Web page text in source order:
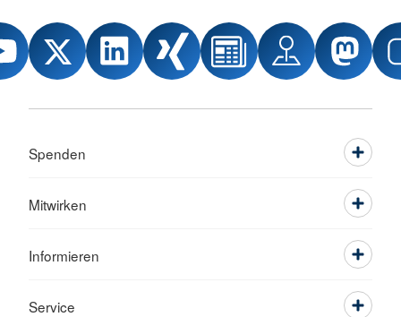
Spenden
Mitwirken
Informieren
Service